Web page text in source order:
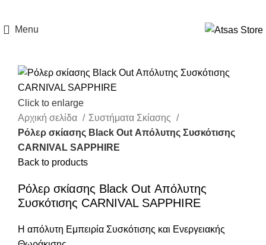
Menu
Click to enlarge
Αρχική σελίδα
Συστήματα Σκίασης
Ρόλερ σκίασης Black Out Απόλυτης Συσκότισης
CARNIVAL SAPPHIRE
Back to products
Ρόλερ σκίασης Black Out Απόλυτης
Συσκότισης CARNIVAL SAPPHIRE
Η απόλυτη Εμπειρία Συσκότισης και Ενεργειακής